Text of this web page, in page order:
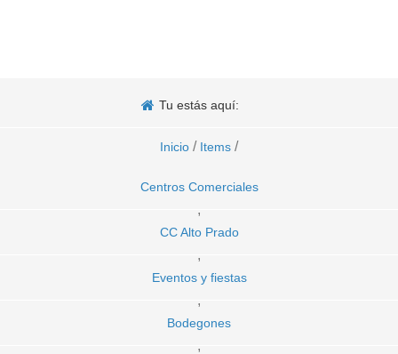
Tu estás aquí:
Inicio / Items /
Centros Comerciales
,
CC Alto Prado
,
Eventos y fiestas
,
Bodegones
,